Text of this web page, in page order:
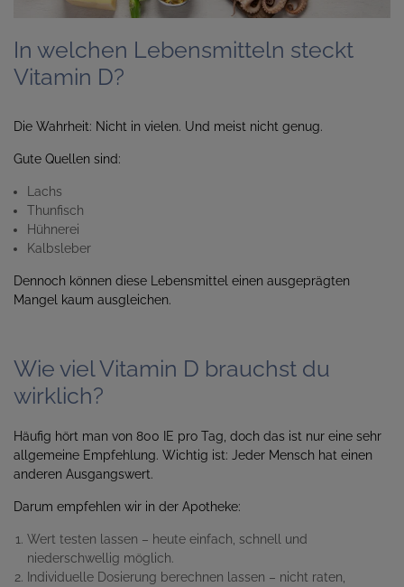
In welchen Lebensmitteln steckt
Vitamin D?
Die Wahrheit: Nicht in vielen. Und meist nicht genug.
Gute Quellen sind:
Lachs
Thunfisch
Hühnerei
Kalbsleber
Dennoch können diese Lebensmittel einen ausgeprägten
Mangel kaum ausgleichen.
Wie viel Vitamin D brauchst du
wirklich?
Häufig hört man von 800 IE pro Tag, doch das ist nur eine sehr
allgemeine Empfehlung. Wichtig ist: Jeder Mensch hat einen
anderen Ausgangswert.
Darum empfehlen wir in der Apotheke:
Wert testen lassen – heute einfach, schnell und
niederschwellig möglich.
Individuelle Dosierung berechnen lassen – nicht raten,